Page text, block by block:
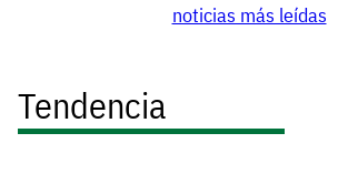
noticias más leídas
Tendencia